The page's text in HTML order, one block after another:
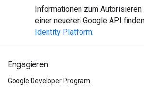
Informationen zum Autorisieren
einer neueren Google API
Identity Platform.
Engagieren
Google Developer Program